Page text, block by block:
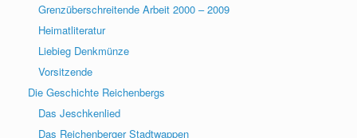
Grenzüberschreitende Arbeit 2000 – 2009
Heimatliteratur
Liebieg Denkmünze
Vorsitzende
Die Geschichte Reichenbergs
Das Jeschkenlied
Das Reichenberger Stadtwappen